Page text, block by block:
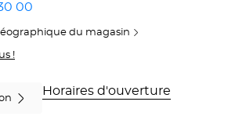
00
du magasin
!
Horaires d'ouverture